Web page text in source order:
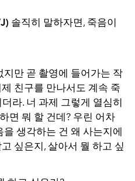
솔직히 말하자면, 죽음이
지만 곧 촬영에 들어가는 작
친구를 만나서도 계속 죽
라. 너 과제 그렇게 열심히
면 뭐 할 건데? 우린 어차
생각하는 건 왜 사는지에
싶은지, 살아서 뭘 하고 싶